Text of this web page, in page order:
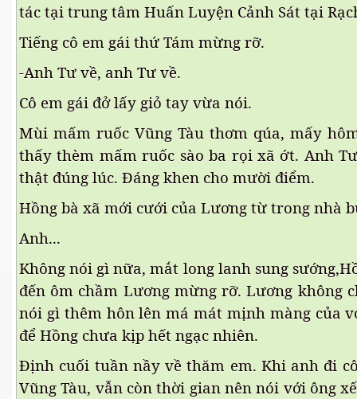
tác tại trung tâm Huấn Luyện Cảnh Sát tại
Tiếng cô em gái thứ Tám mừng rỡ.
-Anh Tư về, anh Tư về.
Cô em gái đở lấy giỏ tay vừa nói.
Mùi mấm ruốc Vũng Tàu thơm qúa, mấy
thấy thèm mấm ruốc sào ba rọi xã ớt. Anh
thật đúng lúc. Đáng khen cho mười điểm.
Hồng bà xã mới cưới của Lương từ trong nhà
Anh...
Không nói gì nữa, mắt long lanh sung
đến ôm chầm Lương mừng rỡ. Lương không
nói gì thêm hôn lên má mát mịnh màng của
để Hồng chưa kịp hết ngạc nhiên.
Định cuối tuần nầy về thăm em. Khi anh đi
Vũng Tàu, vẫn còn thời gian nên nói với ông
3
4
5
7
bộ.
9
10
11